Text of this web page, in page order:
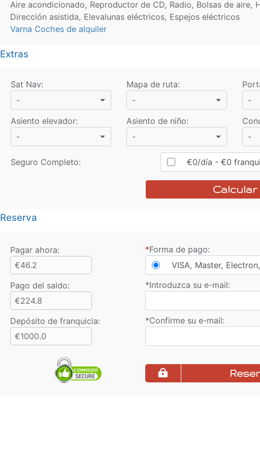
Aire acondicionado, Reproductor de CD, Radio, Bolsas de aire,
Dirección asistida, Elevalunas eléctricos, Espejos eléctricos
Varna Coches de alquiler
Extras
Sat Nav:
-
Mapa de ruta:
-
-
Asiento elevador:
-
Asiento de niño:
-
-
Seguro Completo: €0/día - €0
Calcular
Reserva
Pagar ahora:
€46.2
*Forma de pago:
VISA, Master,
Pago del saldo:
€224.8
*Introduzca su e-mail:
Depósito de franquicia:
€1000.0
*Confirme su e-mail: